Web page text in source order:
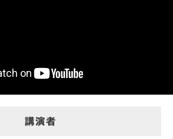
講演者